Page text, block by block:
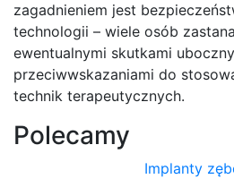
zagadnieniem jest
technologii – wiele osób
ewentualnymi skutkami
przeciwwskazaniami do
technik terapeutycznych.
Polecamy
Implanty